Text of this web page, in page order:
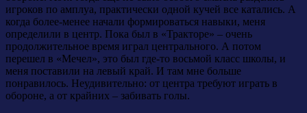
игроков по амплуа, практически одной кучей все катались. А
когда более-менее начали формироваться навыки, меня
определили в центр. Пока был в «Тракторе» – очень
продолжительное время играл центрального. А потом
перешел в «Мечел», это был где-то восьмой класс школы, и
меня поставили на левый край. И там мне больше
понравилось. Неудивительно: от центра требуют играть в
обороне, а от крайних – забивать голы.